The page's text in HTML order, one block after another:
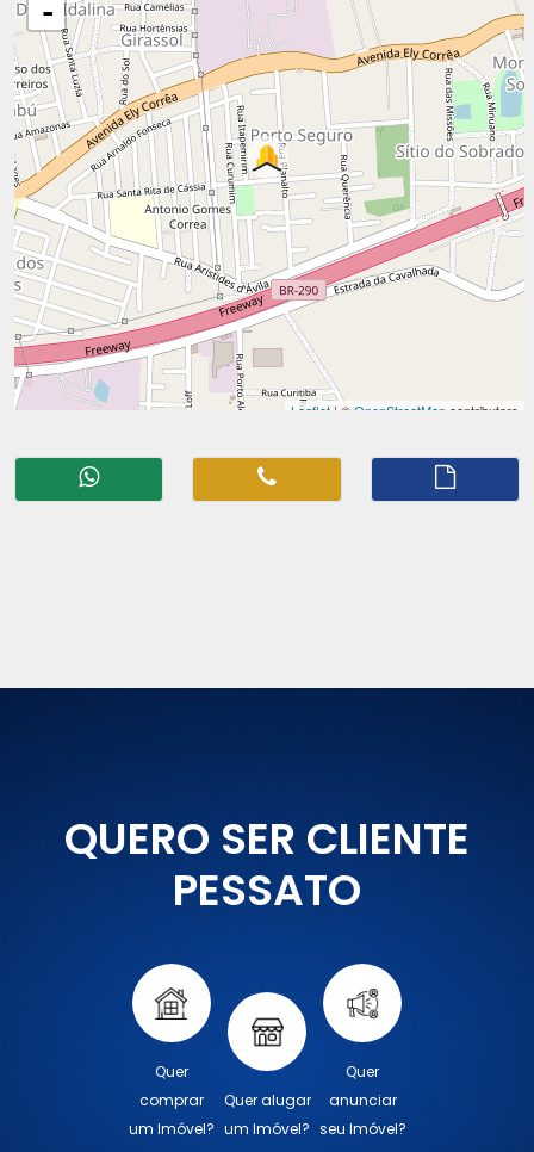
QUERO SER CLIENTE
PESSATO
Quer
comprar
um Imóvel?
Quer alugar
um Imóvel?
Quer
anunciar
seu Imóvel?